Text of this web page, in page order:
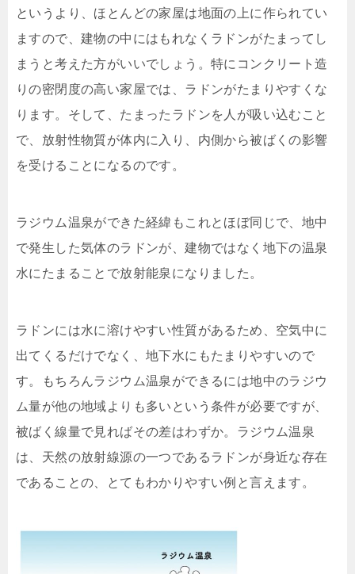
というより、ほとんどの家屋は地面の上に作られてい
ますので、建物の中にはもれなくラドンがたまってし
まうと考えた方がいいでしょう。特にコンクリート造
りの密閉度の高い家屋では、ラドンがたまりやすくな
ります。そして、たまったラドンを人が吸い込むこと
で、放射性物質が体内に入り、内側から被ばくの影響
を受けることになるのです。
ラジウム温泉ができた経緯もこれとほぼ同じで、地中
で発生した気体のラドンが、建物ではなく地下の温泉
水にたまることで放射能泉になりました。
ラドンには水に溶けやすい性質があるため、空気中に
出てくるだけでなく、地下水にもたまりやすいので
す。もちろんラジウム温泉ができるには地中のラジウ
ム量が他の地域よりも多いという条件が必要ですが、
被ばく線量で見ればその差はわずか。ラジウム温泉
は、天然の放射線源の一つであるラドンが身近な存在
であることの、とてもわかりやすい例と言えます。